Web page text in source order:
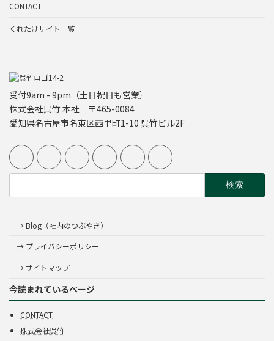
CONTACT
くれたけサイト一覧
受付9am - 9pm（土日祝日も営業｝
株式会社呉竹 本社 〒465-0084
愛知県名古屋市名東区西里町1-10 呉竹ビル2F
検
→ Blog（社内のつぶやき）
→ プライバシーポリシー
→ サイトマップ
今読まれているページ
CONTACT
株式会社呉竹